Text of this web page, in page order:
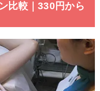
比較｜330円から